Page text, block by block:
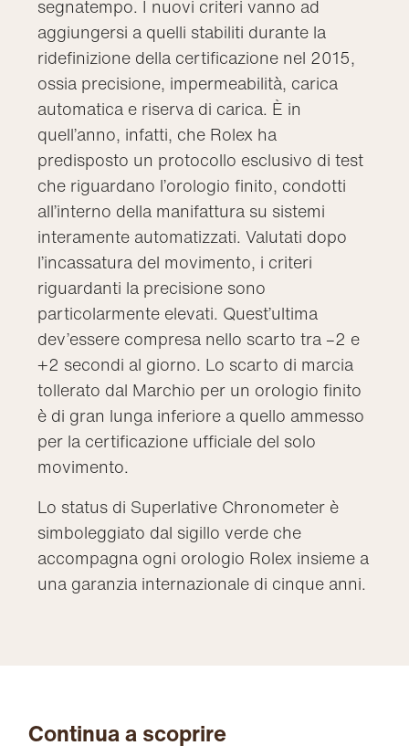
segnatempo. I nuovi criteri vanno ad
aggiungersi a quelli stabiliti durante la
ridefinizione della certificazione nel 2015,
ossia precisione, impermeabilità, carica
automatica e riserva di carica. È in
quell’anno, infatti, che Rolex ha
predisposto un protocollo esclusivo di test
che riguardano l’orologio finito, condotti
all’interno della manifattura su sistemi
interamente automatizzati. Valutati dopo
l’incassatura del movimento, i criteri
riguardanti la precisione sono
particolarmente elevati. Quest’ultima
dev’essere compresa nello scarto tra –2 e
+2 secondi al giorno. Lo scarto di marcia
tollerato dal Marchio per un orologio finito
è di gran lunga inferiore a quello ammesso
per la certificazione ufficiale del solo
movimento.
Lo status di Superlative Chronometer è
simboleggiato dal sigillo verde che
accompagna ogni orologio Rolex insieme a
una garanzia internazionale di cinque anni.
Continua a scoprire